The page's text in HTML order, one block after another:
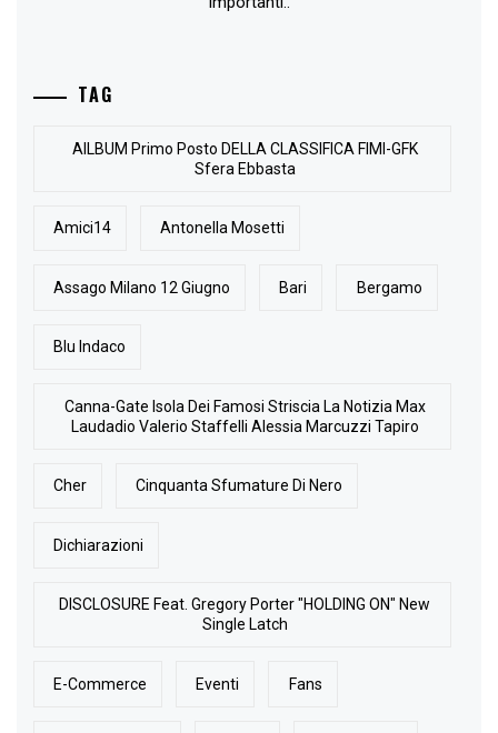
TAG
AlLBUM Primo Posto DELLA CLASSIFICA FIMI-GFK
Sfera Ebbasta
Amici14 Antonella Mosetti
Assago Milano 12 Giugno Bari Bergamo
Blu Indaco
Canna-Gate Isola Dei Famosi Striscia La Notizia Max
Laudadio Valerio Staffelli Alessia Marcuzzi Tapiro
Cher Cinquanta Sfumature Di Nero
Dichiarazioni
DISCLOSURE Feat. Gregory Porter "HOLDING ON" New
Single Latch
E-Commerce Eventi Fans